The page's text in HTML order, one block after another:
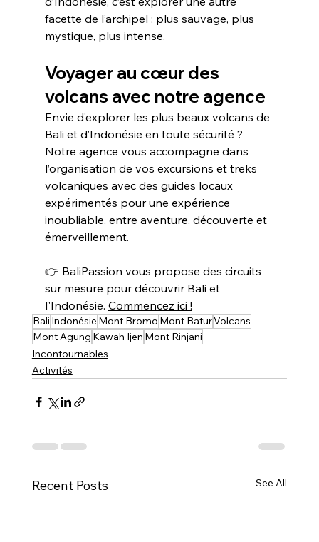
facette de l’archipel : plus sauvage, plus
mystique, plus intense.
Voyager au cœur des
volcans avec notre agence
Envie d’explorer les plus beaux volcans de
Bali et d’Indonésie en toute sécurité ?
Notre agence vous accompagne dans
l’organisation de vos excursions et treks
volcaniques avec des guides locaux
expérimentés pour une expérience
inoubliable, entre aventure, découverte et
émerveillement.
👉 BaliPassion vous propose des circuits
sur mesure pour découvrir Bali et
l'Indonésie. Commencez ici !
Bali Indonésie Mont Bromo Mont BaturVolcans
Mont Agung Kawah Ijen Mont Rinjani
Incontournables
Activités
Recent Posts See All